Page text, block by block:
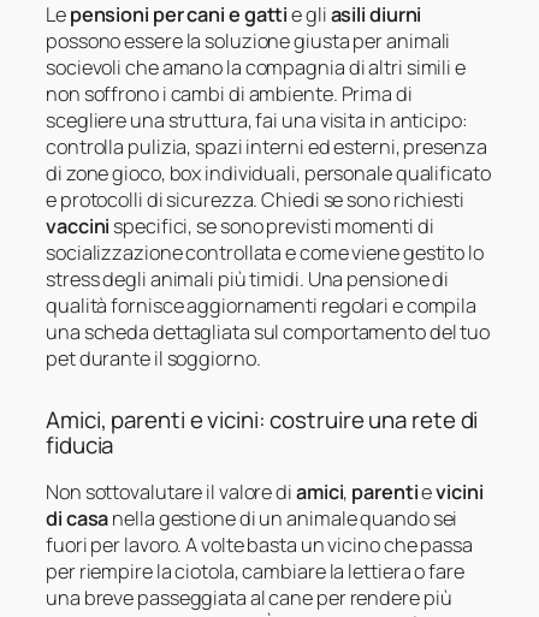
Lepensioni per cani e gattie gliasili diurni
possono essere la soluzione giusta per animali
socievoli che amano la compagnia di altri simili e
non soffrono i cambi di ambiente. Prima di
scegliere una struttura, fai una visita in anticipo:
controlla pulizia, spazi interni ed esterni, presenza
di zone gioco, box individuali, personale qualificato
e protocolli di sicurezza. Chiedi se sono richiesti
vaccini specifici, se sono previsti momenti di
socializzazione controllata e come viene gestito lo
stress degli animali più timidi. Una pensione di
qualità fornisce aggiornamenti regolari e compila
una scheda dettagliata sul comportamento del tuo
pet durante il soggiorno.
Amici, parenti e vicini: costruire una rete di
fiducia
Non sottovalutare il valore diamici, parentievicini
di casanella gestione di un animale quando sei
fuori per lavoro. A volte basta un vicino che passa
per riempire la ciotola, cambiare la lettiera o fare
una breve passeggiata al cane per rendere più